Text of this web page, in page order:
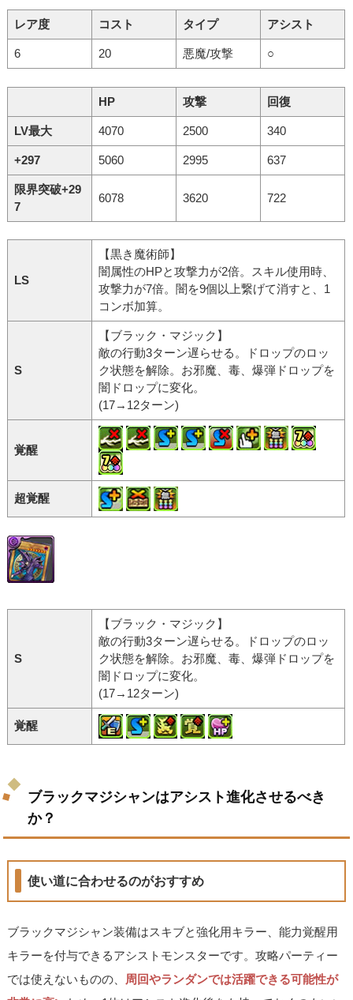
レア度 コスト タイプ アシスト
6 20 悪魔/攻撃 ○
HP 攻撃 回復
LV最大 4070 2500 340
+297 5060 2995 637
限界突破+29
7
6078 3620 722
LS
【黒き魔術師】
闇属性のHPと攻撃力が2倍。スキル使用時、
攻撃力が7倍。闇を9個以上繋げて消すと、1
コンボ加算。
S
【ブラック・マジック】
敵の行動3ターン遅らせる。ドロップのロッ
ク状態を解除。お邪魔、毒、爆弾ドロップを
闇ドロップに変化。
(17→12ターン)
覚醒
超覚醒
S
【ブラック・マジック】
敵の行動3ターン遅らせる。ドロップのロッ
ク状態を解除。お邪魔、毒、爆弾ドロップを
闇ドロップに変化。
(17→12ターン)
覚醒
ブラックマジシャンはアシスト進化させるべき
か？
使い道に合わせるのがおすすめ
ブラックマジシャン装備はスキブと強化用キラー、能力覚醒用
キラーを付与できるアシストモンスターです。攻略パーティー
では使えないものの、 周回やランダンでは活躍できる可能性が